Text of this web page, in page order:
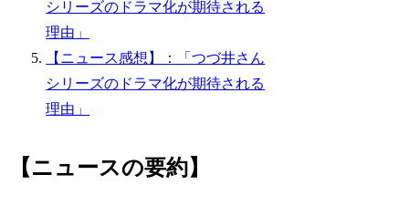
シリーズのドラマ化が期待される
理由」
【ニュース感想】：「つづ井さん
シリーズのドラマ化が期待される
理由」
【ニュースの要約】